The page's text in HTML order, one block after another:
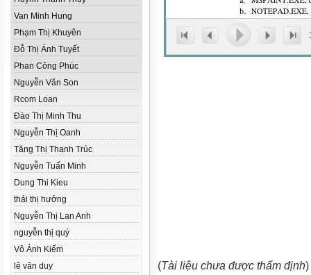
Van Minh Hung
Phạm Thị Khuyên
Đỗ Thị Ánh Tuyết
Phan Công Phúc
Nguyễn Văn Son
Rcom Loan
Đào Thị Minh Thu
Nguyễn Thị Oanh
Tăng Thị Thanh Trúc
Nguyễn Tuấn Minh
Dung Thi Kieu
thái thị hưởng
Nguyễn Thị Lan Anh
nguyễn thị quý
Vô Ảnh Kiếm
lê văn duy
(Tài liệu chưa được thẩm định)